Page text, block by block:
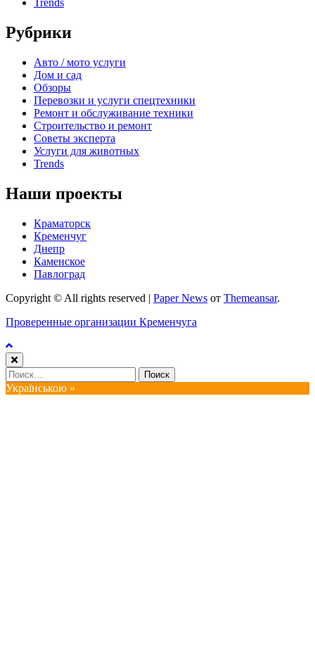
Trends
Рубрики
Авто / мото услуги
Дом и сад
Обзоры
Перевозки и услуги спецтехники
Ремонт и обслуживание техники
Строительство и ремонт
Советы эксперта
Услуги для животных
Trends
Наши проекты
Краматорск
Кременчуг
Днепр
Каменское
Павлоград
Copyright © All rights reserved | Paper News от Themeansar.
Проверенные организации Кременчуга
Найти:
Українською »